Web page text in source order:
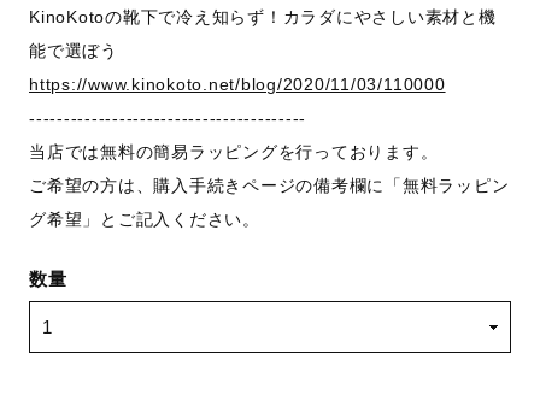
KinoKotoの靴下で冷え知らず！カラダにやさしい素材と機
能で選ぼう
https://www.kinokoto.net/blog/2020/11/03/110000
----------------------------------------
当店では無料の簡易ラッピングを行っております。
ご希望の方は、購入手続きページの備考欄に「無料ラッピン
グ希望」とご記入ください。
数量